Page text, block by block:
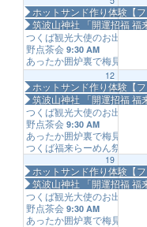
つくば観光大使のお出迎え
野点茶会 9:30 AM
あったか囲炉裏で梅見
ホットサンド作り体験【
筑波山神社 「開運招福 福
12
つくば観光大使のお出迎え
野点茶会 9:30 AM
あったか囲炉裏で梅見
つくば福来らーめん祭
ホットサンド作り体験【
筑波山神社 「開運招福 福
19
つくば観光大使のお出迎え
野点茶会 9:30 AM
あったか囲炉裏で梅見
ホットサンド作り体験【
筑波山神社 「開運招福 福